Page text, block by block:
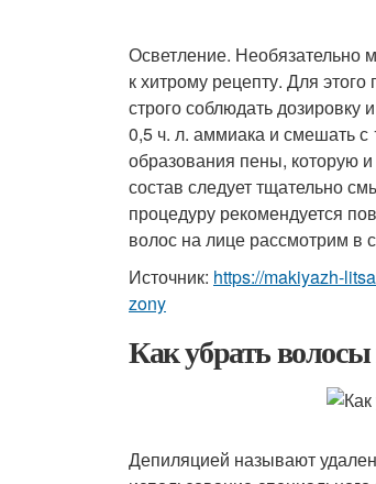
Осветление. Необязательно
к хитрому рецепту. Для
строго соблюдать дозировку
0,5 ч. л. аммиака и смешать с
образования пены, которую
состав следует тщательно
процедуру рекомендуется
волос на лице рассмотрим в
Источник: https://makiyazh-
zony
Как убрать
Депиляцией называют